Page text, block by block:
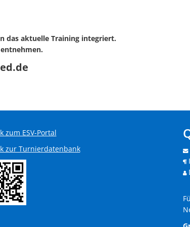
das aktuelle Training integriert.
zum ESV-Portal
zur Turnierdatenbank